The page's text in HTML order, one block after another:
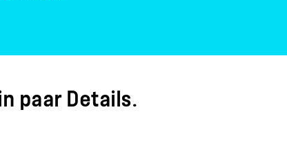
paar Details.